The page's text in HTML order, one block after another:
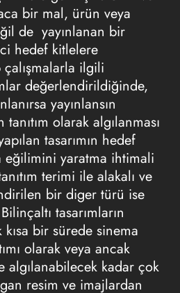
bir mal, ürün veya
de yayınlanan bir
hedef kitlelere
çalışmalarla ilgili
değerlendirildiğinde,
yayınlansın
olarak algılanması
tasarımın hedef
eğilimini yaratma ihtimali
terimi ile alakalı ve
bir diger türü ise
tasarımların
kısa bir sürede sinema
olarak veya ancak
algılanabilecek kadar çok
resim ve imajlardan